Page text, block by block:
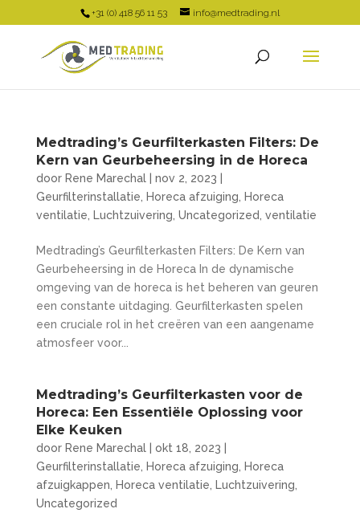
+31 (0) 418 56 11 53 info@medtrading.nl
Medtrading’s Geurfilterkasten Filters: De
Kern van Geurbeheersing in de Horeca
door Rene Marechal| nov 2, 2023
Geurfilterinstallatie
Horeca afzuiging
Horeca
ventilatie
Luchtzuivering Uncategorized ventilatie
Medtrading’s Geurfilterkasten Filters: De Kern van
Geurbeheersing in de Horeca In de dynamische
omgeving van de horeca is het beheren van geuren
een constante uitdaging. Geurfilterkasten spelen
een cruciale rol in het creëren van een aangename
atmosfeer voor...
Medtrading’s Geurfilterkasten voor de
Horeca: Een Essentiële Oplossing voor
Elke Keuken
door Rene Marechal| okt 18, 2023
Geurfilterinstallatie
Horeca afzuiging
Horeca
afzuigkappen
Horeca ventilatie Luchtzuivering
Uncategorized